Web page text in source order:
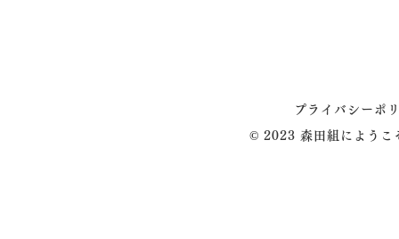
プライバシーポ
© 2023 森田組によう